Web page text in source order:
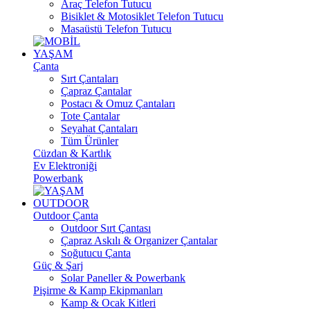
Araç Telefon Tutucu
Bisiklet & Motosiklet Telefon Tutucu
Masaüstü Telefon Tutucu
YAŞAM
Çanta
Sırt Çantaları
Çapraz Çantalar
Postacı & Omuz Çantaları
Tote Çantalar
Seyahat Çantaları
Tüm Ürünler
Cüzdan & Kartlık
Ev Elektroniği
Powerbank
OUTDOOR
Outdoor Çanta
Outdoor Sırt Çantası
Çapraz Askılı & Organizer Çantalar
Soğutucu Çanta
Güç & Şarj
Solar Paneller & Powerbank
Pişirme & Kamp Ekipmanları
Kamp & Ocak Kitleri